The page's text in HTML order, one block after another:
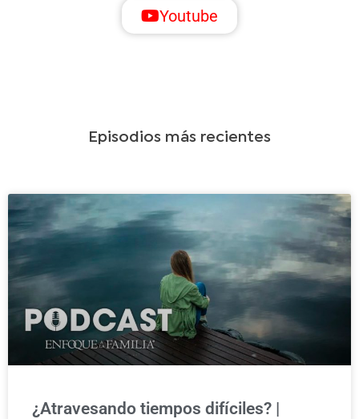
Youtube
Episodios más recientes
¿Atravesando tiempos difíciles? |